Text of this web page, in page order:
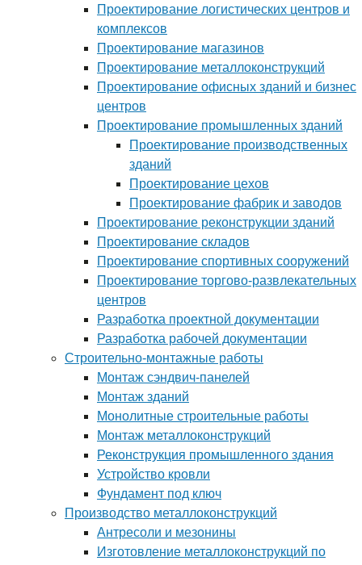
Проектирование логистических центров и
комплексов
Проектирование магазинов
Проектирование металлоконструкций
Проектирование офисных зданий и бизнес
центров
Проектирование промышленных зданий
Проектирование производственных
зданий
Проектирование цехов
Проектирование фабрик и заводов
Проектирование реконструкции зданий
Проектирование складов
Проектирование спортивных сооружений
Проектирование торгово-развлекательных
центров
Разработка проектной документации
Разработка рабочей документации
Строительно-монтажные работы
Монтаж сэндвич-панелей
Монтаж зданий
Монолитные строительные работы
Монтаж металлоконструкций
Реконструкция промышленного здания
Устройство кровли
Фундамент под ключ
Производство металлоконструкций
Антресоли и мезонины
Изготовление металлоконструкций по